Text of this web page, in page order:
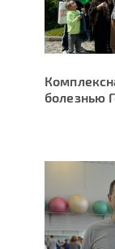
болезнью